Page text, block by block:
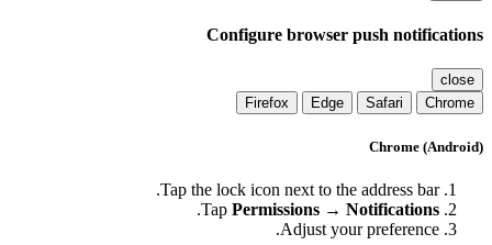
Configure browser push notifications
close
Chrome
Safari
Edge
Firefox
Chrome (Android)
Tap the lock icon next to the address bar.
Tap Permissions → Notifications
.
Adjust your preference.